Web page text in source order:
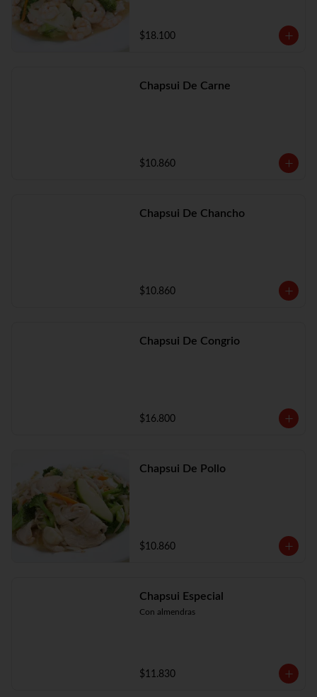
$18.100
Chapsui De Carne
$10.860
Chapsui De Chancho
$10.860
Chapsui De Congrio
$16.800
Chapsui De Pollo
$10.860
Chapsui Especial
Con almendras
$11.830